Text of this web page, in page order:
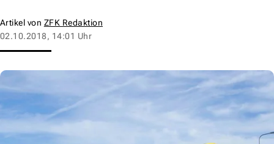
Artikel von ZFK Redaktion
02.10.2018, 14:01 Uhr